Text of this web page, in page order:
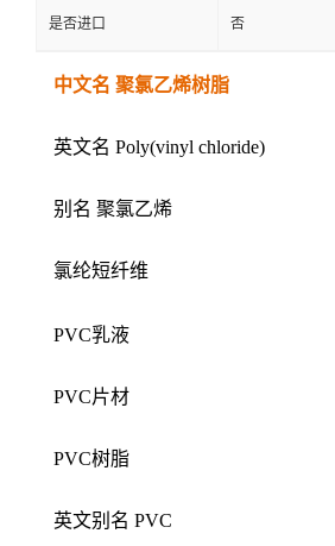
是否进口 否
中文名 聚氯乙烯树脂
英文名 Poly(vinyl chloride)
别名 聚氯乙烯
氯纶短纤维
PVC乳液
PVC片材
PVC树脂
英文别名 PVC